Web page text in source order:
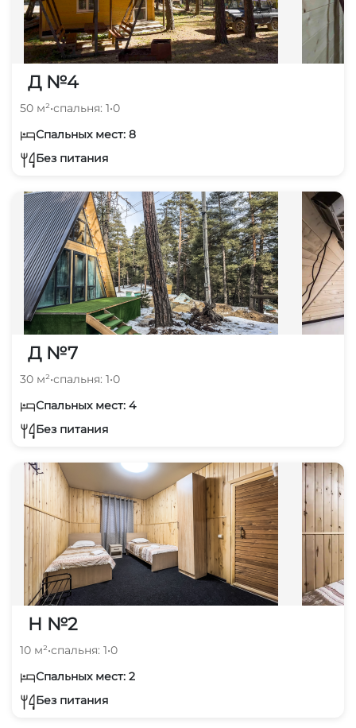
Д №4
50 м²•спальня: 1•0
Спальных мест: 8
Без питания
Д №7
30 м²•спальня: 1•0
Спальных мест: 4
Без питания
Н №2
10 м²•спальня: 1•0
Спальных мест: 2
Без питания